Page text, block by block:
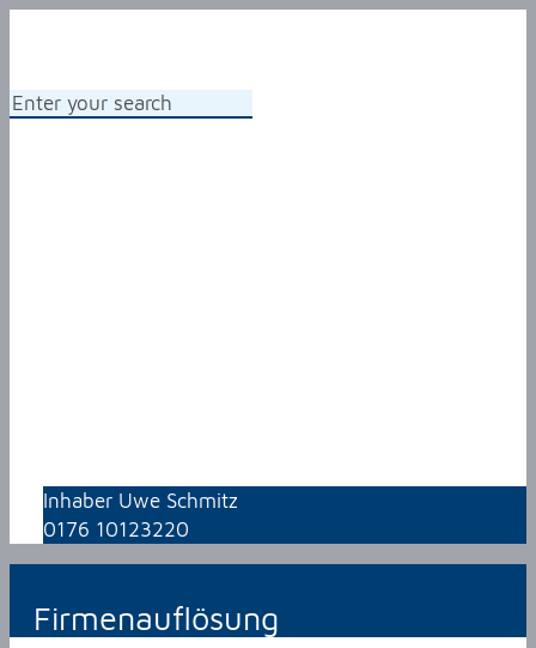
Inhaber Uwe Schmitz
0176 10123220
Firmenauflösung